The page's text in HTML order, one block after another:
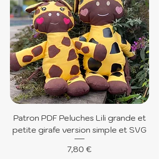
Patron PDF Peluches Lili grande et
petite girafe version simple et SVG
Prix
7,80 €